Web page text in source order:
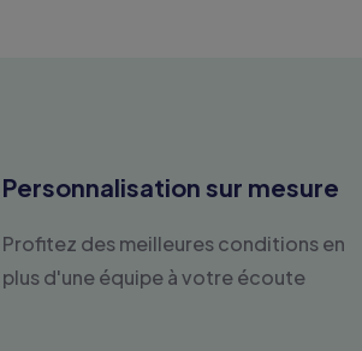
Personnalisation sur mesure
Profitez des meilleures conditions en
plus d'une équipe à votre écoute